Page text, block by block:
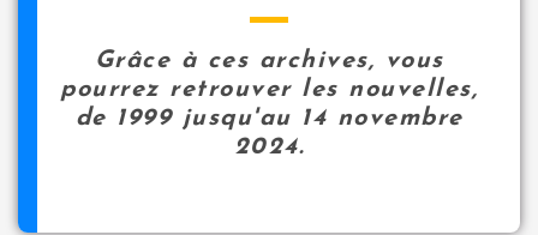
Grâce à ces archives, vous
pourrez retrouver les nouvelles,
de 1999 jusqu'au 14 novembre
2024.